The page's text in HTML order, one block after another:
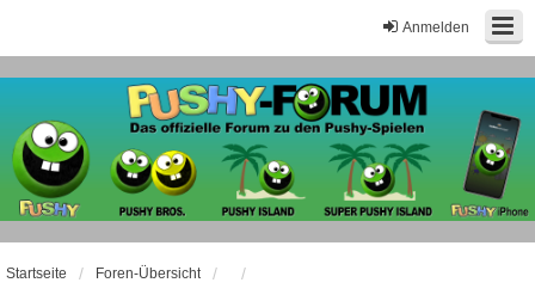
Anmelden
Startseite Foren-Übersicht